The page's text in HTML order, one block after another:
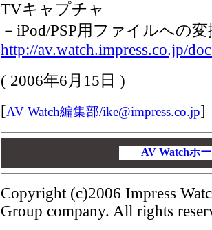
TVキャプチャ
－iPod/PSP用ファイルへの
http://av.watch.impress.co.jp/
( 2006年6月15日 )
[AV Watch編集部/ike@impress.co.jp]
AV Watchホ
Copyright (c)2006 Impress
Group company. All rights